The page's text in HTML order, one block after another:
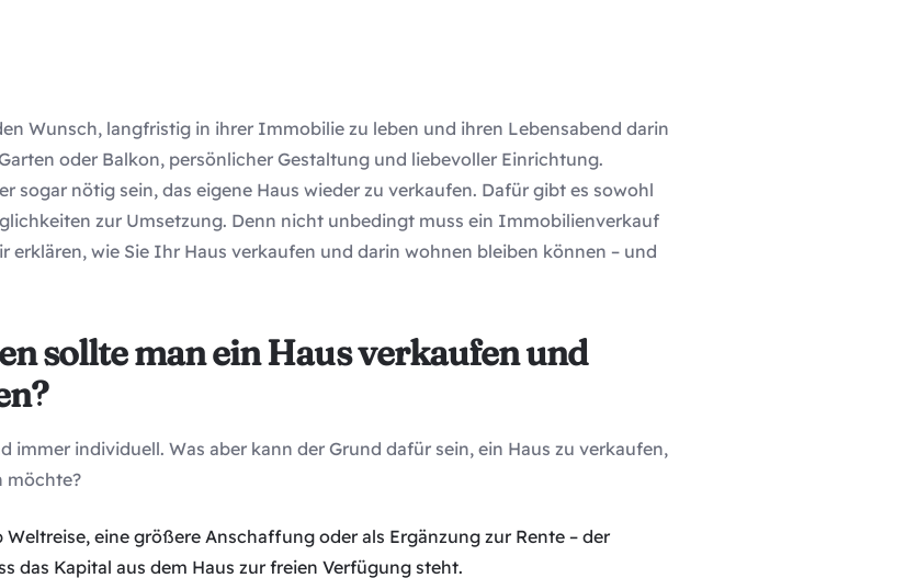
Wunsch, langfristig in ihrer Immobilie zu leben und ihren Lebensabend darin
oder Balkon, persönlicher Gestaltung und liebevoller Einrichtung.
sogar nötig sein, das eigene Haus wieder zu verkaufen. Dafür gibt es sowohl
zur Umsetzung. Denn nicht unbedingt muss ein Immobilienverkauf
erklären, wie Sie Ihr Haus verkaufen und darin wohnen bleiben können – und
sollte man ein Haus verkaufen und
immer individuell. Was aber kann der Grund dafür sein, ein Haus zu verkaufen,
möchte?
Weltreise, eine größere Anschaffung oder als Ergänzung zur Rente – der
das Kapital aus dem Haus zur freien Verfügung steht.